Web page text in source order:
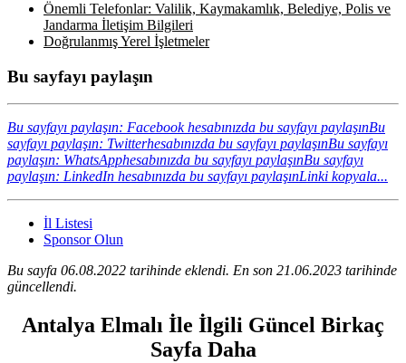
Önemli Telefonlar: Valilik, Kaymakamlık, Belediye, Polis ve
Jandarma İletişim Bilgileri
Doğrulanmış Yerel İşletmeler
Bu sayfayı paylaşın
Bu sayfayı paylaşın: Facebook hesabınızda bu sayfayı paylaşınBu
sayfayı paylaşın: Twitterhesabınızda bu sayfayı paylaşınBu sayfayı
paylaşın: WhatsApphesabınızda bu sayfayı paylaşınBu sayfayı
paylaşın: LinkedIn hesabınızda bu sayfayı paylaşınLinki kopyala...
İl Listesi
Sponsor Olun
Bu sayfa 06.08.2022 tarihinde eklendi. En son 21.06.2023 tarihinde
güncellendi.
Antalya Elmalı İle İlgili Güncel Birkaç
Sayfa Daha